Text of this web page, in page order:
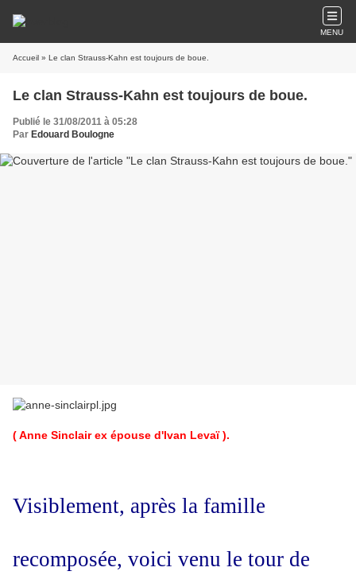
MENU
Accueil » Le clan Strauss-Kahn est toujours de boue.
Le clan Strauss-Kahn est toujours de boue.
Publié le 31/08/2011 à 05:28
Par Edouard Boulogne
( Anne Sinclair ex épouse d'Ivan Levaï ).
Visiblement, après la famille
recomposée, voici venu le tour de